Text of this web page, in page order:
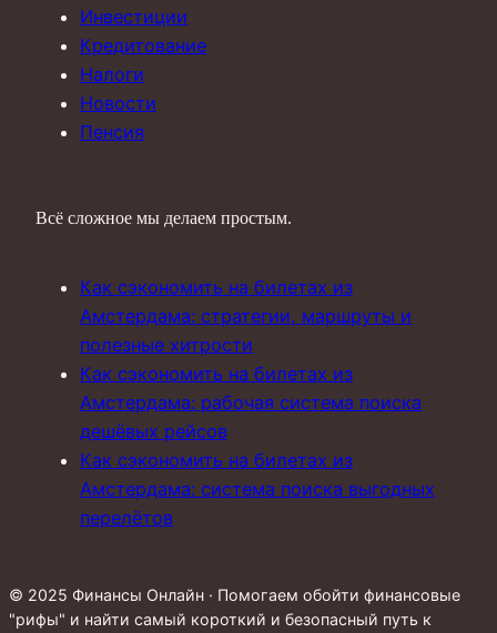
Инвестиции
Кредитование
Налоги
Новости
Пенсия
Всё сложное мы делаем простым.
Как сэкономить на билетах из
Амстердама: стратегии, маршруты и
полезные хитрости
Как сэкономить на билетах из
Амстердама: рабочая система поиска
дешёвых рейсов
Как сэкономить на билетах из
Амстердама: система поиска выгодных
перелётов
© 2025 Финансы Онлайн · Помогаем обойти финансовые
"рифы" и найти самый короткий и безопасный путь к